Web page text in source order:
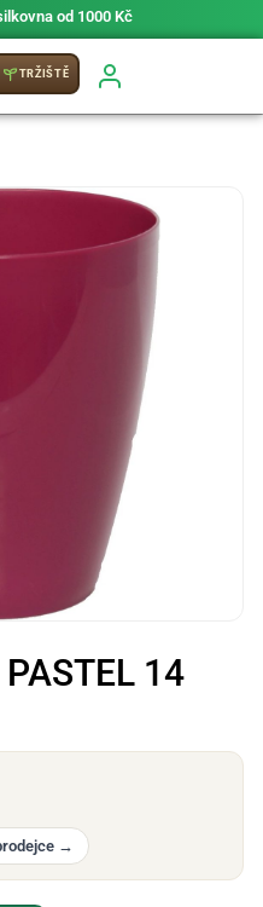
od 1000 Kč
TRŽIŠTĚ
14
→